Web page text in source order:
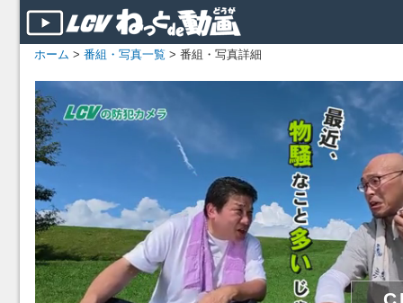
ホーム > 番組・写真一覧 > 番組・写真詳細